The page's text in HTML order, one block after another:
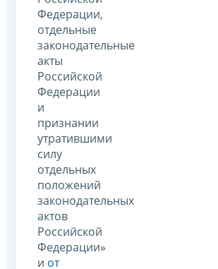
Федерации,
отдельные
законодательные
акты
Российской
Федерации
и
признании
утратившими
силу
отдельных
положений
законодательных
актов
Российской
Федерации»
и от